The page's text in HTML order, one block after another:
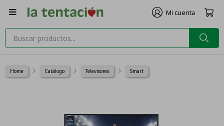

Home Catálogo Televisores Smart